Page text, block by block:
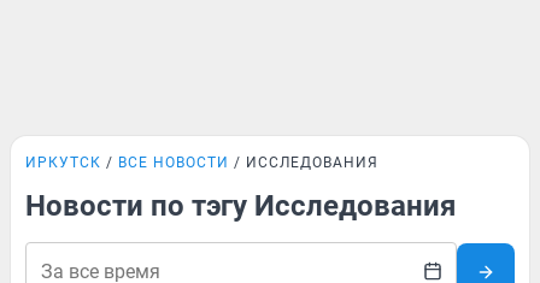
ИРКУТСК ВСЕ НОВОСТИ ИССЛЕДОВАНИЯ
Новости по тэгу Исследования